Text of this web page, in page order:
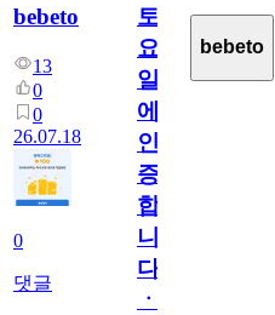
bebeto
13
0
0
26.07.18
0
댓글
토
요
일
에
인
증
합
니
다
ㆍ
bebeto